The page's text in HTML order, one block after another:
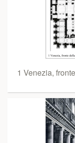
1 Venezia,